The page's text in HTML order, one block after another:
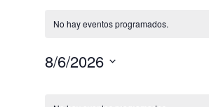
No hay eventos programados.
8/6/2026